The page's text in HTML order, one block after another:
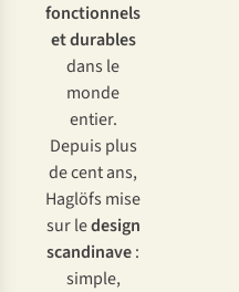
fonctionnels
et durables
dans le
monde
entier.
Depuis plus
de cent ans,
Haglöfs mise
sur ledesign
scandinave:
simple,